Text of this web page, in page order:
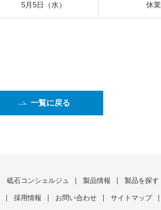
5月5日（水） 休業
一覧に戻る
砥石コンシェルジュ 製品情報 製品を探す
採用情報 お問い合わせ サイトマップ